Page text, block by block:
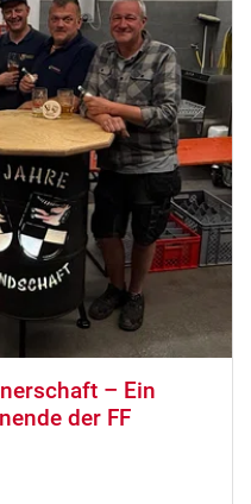
– Ein
der FF